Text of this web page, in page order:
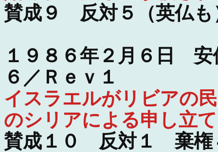
賛成９ 反対５（英仏
１９８６年２月６日
６／Ｒｅｖ１
イスラエルがリビアの
のシリアによる申し立て
賛成１０ 反対１ 棄権